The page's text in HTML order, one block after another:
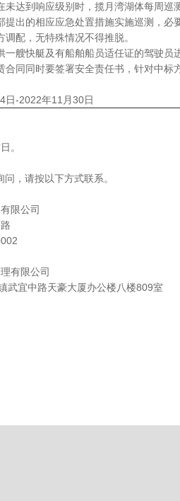
达到响应级别时，揽月湾湖体每周巡
提出的相应应急处置措施实施巡测，必
配，无特殊情况不得推脱。
一艘快艇及有船舶船员适任证的驾驶员
合同同时要签署安全责任书，针对中标
日-2022年11月30日
。
，请按以下方式联系。
限公司
有限公司
宜中路天豪大厦办公楼八楼809室